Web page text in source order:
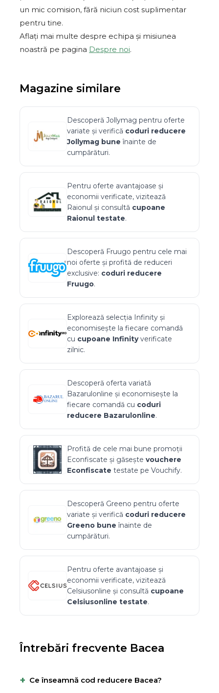
un mic comision, fără niciun cost suplimentar
pentru tine.
Aflați mai multe despre echipa și misiunea
noastră pe pagina Despre noi.
Magazine similare
Descoperă Jollymag pentru oferte
variate și verifică coduri reducere
Jollymag bune înainte de
cumpărături.
Pentru oferte avantajoase și
economii verificate, vizitează
Raionul și consultă cupoane
Raionul testate.
Descoperă Fruugo pentru cele mai
noi oferte și profită de reduceri
exclusive: coduri reducere
Fruugo.
Explorează selecția Infinity și
economisește la fiecare comandă
cu cupoane Infinityverificate
zilnic.
Descoperă oferta variată
Bazarulonline și economisește la
fiecare comandă cu coduri
reducere Bazarulonline.
Profită de cele mai bune promoții
Econfiscate și găsește vouchere
Econfiscate testate pe Vouchify.
Descoperă Greeno pentru oferte
variate și verifică coduri reducere
Greeno bune înainte de
cumpărături.
Pentru oferte avantajoase și
economii verificate, vizitează
Celsiusonline și consultă cupoane
Celsiusonline testate.
Întrebări frecvente Bacea
+ Ce înseamnă cod reducere Bacea?